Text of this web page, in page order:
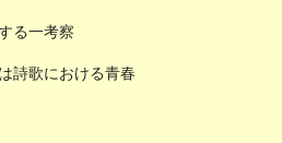
る一考察
詩歌における青春